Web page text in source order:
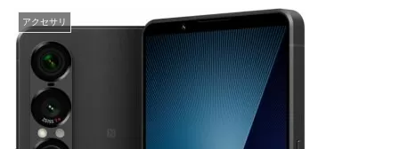
アクセサリ